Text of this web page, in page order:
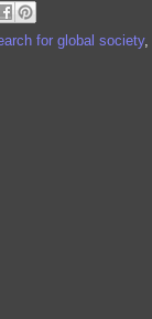
for global society,